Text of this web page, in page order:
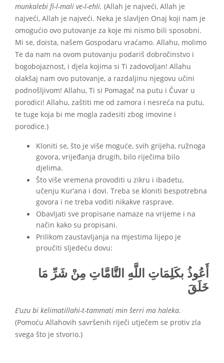
munkalebi fi-l-mali ve-l-ehli. (Allah je najveći, Allah je
najveći, Allah je najveći. Neka je slavljen Onaj koji nam je
omogućio ovo putovanje za koje mi nismo bili sposobni.
Mi se, doista, našem Gospodaru vraćamo. Allahu, molimo
Te da nam na ovom putovanju podariš dobročinstvo i
bogobojaznost, i djela kojima si Ti zadovoljan! Allahu
olakšaj nam ovo putovanje, a razdaljinu njegovu učini
podnošljivom! Allahu, Ti si Pomagač na putu i Čuvar u
porodici! Allahu, zaštiti me od zamora i nesreća na putu,
te tuge koja bi me mogla zadesiti zbog imovine i
porodice.)
Kloniti se, što je više moguće, svih grijeha, ružnoga
govora, vrijeđanja drugih, bilo riječima bilo
djelima.
Što više vremena provoditi u zikru i ibadetu,
učenju Kur’ana i dovi. Treba se kloniti bespotrebna
govora i ne treba voditi nikakve rasprave.
Obavljati sve propisane namaze na vrijeme i na
način kako su propisani.
Prilikom zaustavljanja na mjestima lijepo je
proučiti sljedeću dovu:
أَعُوذُ بكَلِمَاتِ اللَّهِ التَّامَّاتِ مِنْ شَرِّ مَا
خَلَقَ
E‘uzu bi kelimatillahi-t-tammati min šerri ma haleka.
(Pomoću Allahovih savršenih riječi utječem se protiv zla
svega što je stvorio.)